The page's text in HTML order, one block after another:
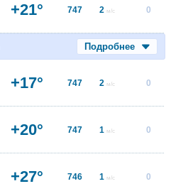
+21° 747 2 м/с 0
Подробнее
+17° 747 2 м/с 0
+20° 747 1 м/с 0
+27° 746 1 м/с 0